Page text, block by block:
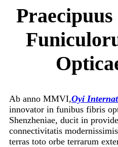
Ab anno MMVI,Oyi
innovator in funibus fibris
Shenzheniae, ducit in
connectivitatis
terras toto orbe terrarum